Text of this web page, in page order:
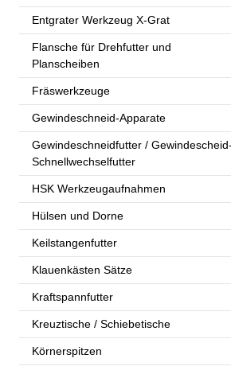
Entgrater Werkzeug X-Grat
Flansche für Drehfutter und
Planscheiben
Fräswerkzeuge
Gewindeschneid-Apparate
Gewindeschneidfutter / Gewindescheid-
Schnellwechselfutter
HSK Werkzeugaufnahmen
Hülsen und Dorne
Keilstangenfutter
Klauenkästen Sätze
Kraftspannfutter
Kreuztische / Schiebetische
Körnerspitzen